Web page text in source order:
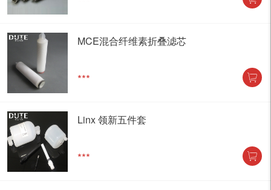
MCE混合纤维素折叠滤芯
***
Linx 领新五件套
***